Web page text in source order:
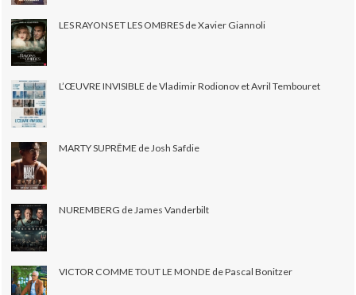
LES RAYONS ET LES OMBRES de Xavier Giannoli
L’ŒUVRE INVISIBLE de Vladimir Rodionov et Avril Tembouret
MARTY SUPRÊME de Josh Safdie
NUREMBERG de James Vanderbilt
VICTOR COMME TOUT LE MONDE de Pascal Bonitzer